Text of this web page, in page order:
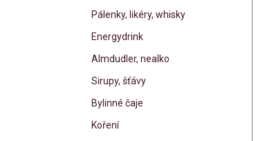
Pálenky, likéry, whisky
Energydrink
Almdudler, nealko
Sirupy, šťávy
Bylinné čaje
Koření